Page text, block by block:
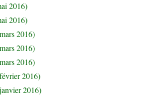
2016)
2016)
2016)
2016)
2016)
2016)
2016)